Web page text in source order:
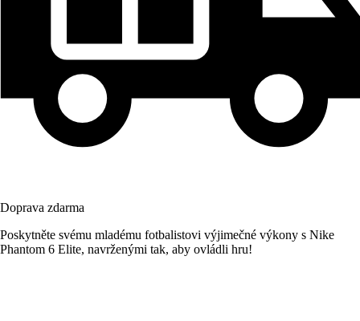
Doprava zdarma
Poskytněte svému mladému fotbalistovi výjimečné výkony s Nike
Phantom 6 Elite, navrženými tak, aby ovládli hru!